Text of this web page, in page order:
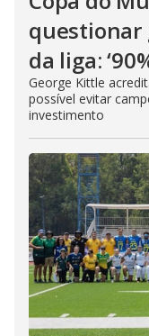
questionar
da liga:
George Kittle
possível evitar
investimento